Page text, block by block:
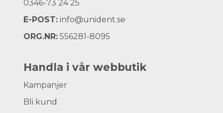
0346-73 24 25
E-POST: info@unident.se
ORG.NR: 556281-8095
Handla i vår webbutik
Kampanjer
Bli kund